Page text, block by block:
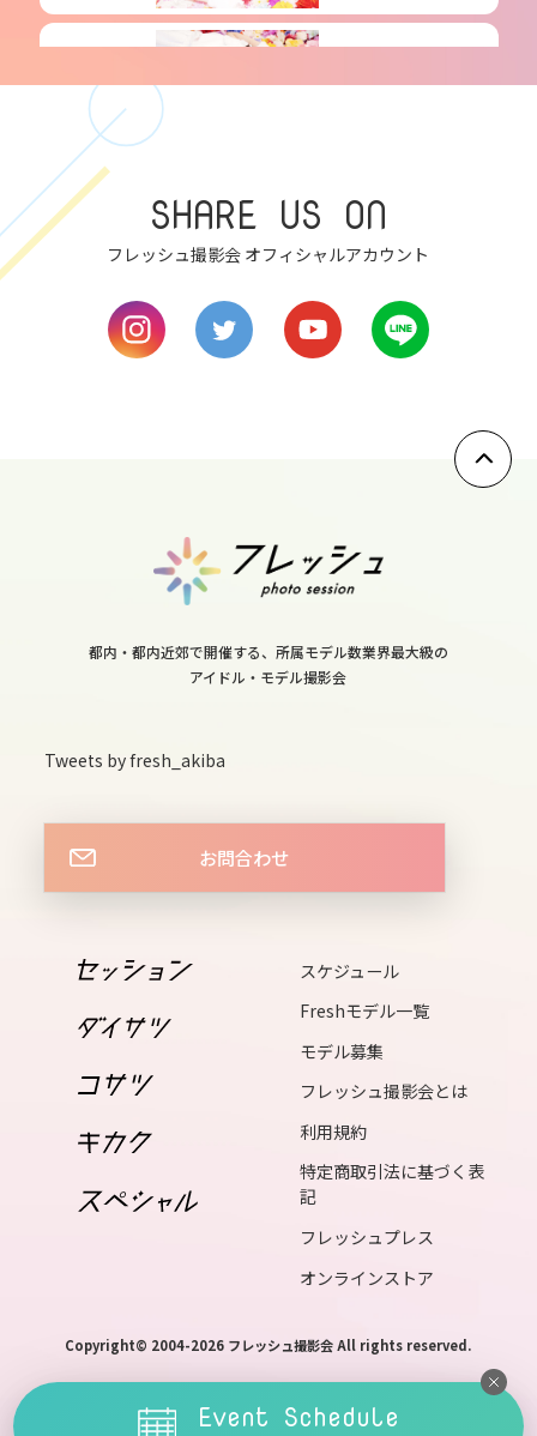
sat
7
sun
9
14
15
mon
17
wed
18
thu
19
20
SHARE US ON
フレッシュ撮影会 オフィシャルアカウント
都内・都内近郊で開催する、所属モデル数業界最大級の
アイドル・モデル撮影会
Tweets by fresh_akiba
お問合わせ
スケジュール
Freshモデル一覧
モデル募集
フレッシュ撮影会とは
利用規約
特定商取引法に基づく表
記
フレッシュプレス
オンラインストア
Copyright© 2004-2026 フレッシュ撮影会 All rights reserved.
Event Schedule